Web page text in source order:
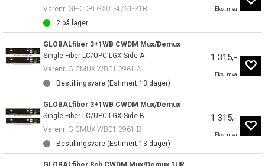
Varenr GF-CD8LGX01-4761-31B
2 på lager
Eks. mva
GLOBALfiber 3+1WB CWDM Mux/Demux
Single Fiber LC/UPC LGX Side A
Varenr G-CMUX-WB01-3961-A
Bestillingsvare (Estimert 13 dager)
1 315,-
Eks. mva
GLOBALfiber 3+1WB CWDM Mux/Demux
Single Fiber LC/UPC LGX Side B
Varenr G-CMUX-WB01-3961-B
Bestillingsvare (Estimert 13 dager)
1 315,-
Eks. mva